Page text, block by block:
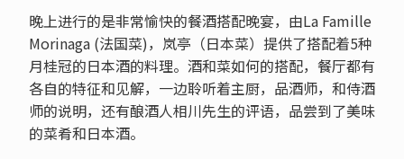
晚上进行的是非常愉快的餐酒搭配晚宴，由La Famille
Morinaga (法国菜)，岚亭（日本菜）提供了搭配着5种
月桂冠的日本酒的料理。酒和菜如何的搭配，餐厅都有
各自的特征和见解，一边聆听着主厨，品酒师，和侍酒
师的说明，还有酿酒人相川先生的评语，品尝到了美味
的菜肴和日本酒。